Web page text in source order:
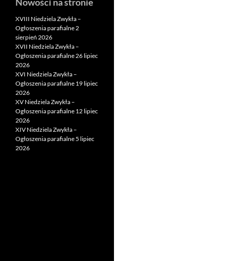
XVIII Niedziela Zwykła –
Ogłoszenia parafialne 2
sierpień 2026
XVII Niedziela Zwykła –
Ogłoszenia parafialne 26 lipiec
2026
XVI Niedziela Zwykła –
Ogłoszenia parafialne 19 lipiec
2026
XV Niedziela Zwykła –
Ogłoszenia parafialne 12 lipiec
2026
XIV Niedziela Zwykła –
Ogłoszenia parafialne 5 lipiec
2026